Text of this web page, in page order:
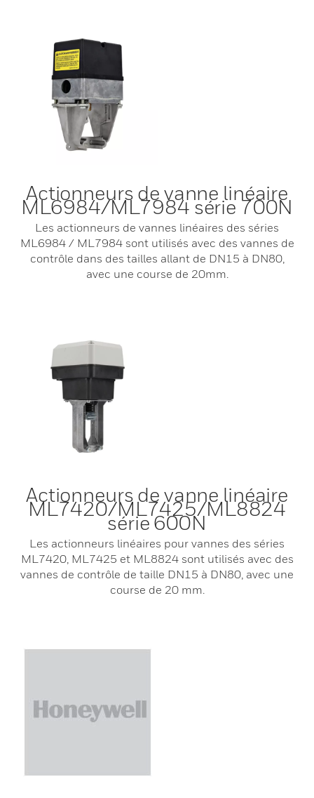
Actionneurs de vanne linéaire
ML6984/ML7984 série 700N
Les actionneurs de vannes linéaires des séries
ML6984 / ML7984 sont utilisés avec des vannes de
contrôle dans des tailles allant de DN15 à DN80,
avec une course de 20mm.
Actionneurs de vanne linéaire
ML7420/ML7425/ML8824
série 600N
Les actionneurs linéaires pour vannes des séries
ML7420, ML7425 et ML8824 sont utilisés avec des
vannes de contrôle de taille DN15 à DN80, avec une
course de 20 mm.